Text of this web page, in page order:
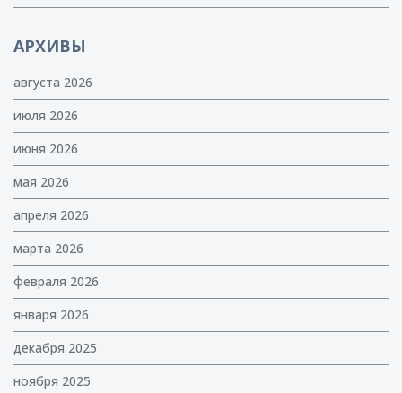
АРХИВЫ
августа 2026
июля 2026
июня 2026
мая 2026
апреля 2026
марта 2026
февраля 2026
января 2026
декабря 2025
ноября 2025